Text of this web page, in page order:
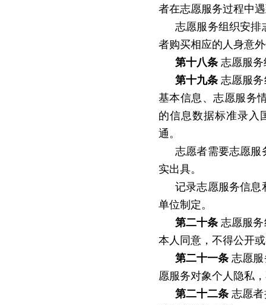
者在志愿服务过程中
志愿服务组织安排
者购买相应的人身意
第十八条 志愿服
第十九条 志愿服
基本信息、志愿服务
的信息数据标准录入
通。
志愿者需要志愿服
实出具。
记录志愿服务信息
单位制定。
第二十条 志愿服
本人同意，不得公开
第二十一条 志愿
愿服务对象个人隐私
第二十二条 志愿